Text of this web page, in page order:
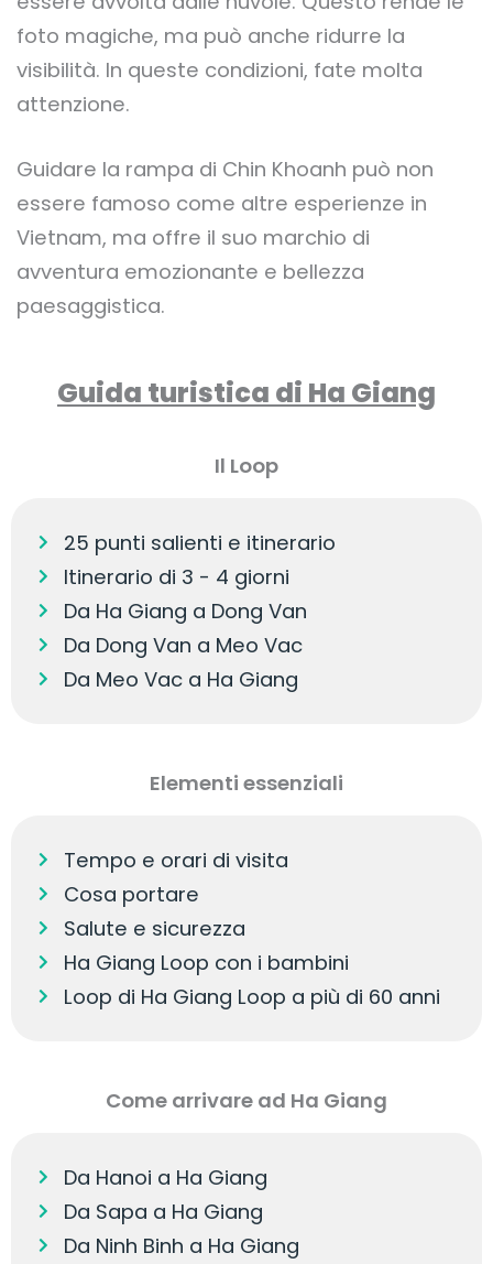
foto magiche, ma può anche ridurre la
visibilità. In queste condizioni, fate molta
attenzione.
Guidare la rampa di Chin Khoanh può non
essere famoso come altre esperienze in
Vietnam, ma offre il suo marchio di
avventura emozionante e bellezza
paesaggistica.
Guida turistica di Ha Giang
Il Loop
25 punti salienti e itinerario
Itinerario di 3 - 4 giorni
Da Ha Giang a Dong Van
Da Dong Van a Meo Vac
Da Meo Vac a Ha Giang
Elementi essenziali
Tempo e orari di visita
Cosa portare
Salute e sicurezza
Ha Giang Loop con i bambini
Loop di Ha Giang Loop a più di 60 anni
Come arrivare ad Ha Giang
Da Hanoi a Ha Giang
Da Sapa a Ha Giang
Da Ninh Binh a Ha Giang